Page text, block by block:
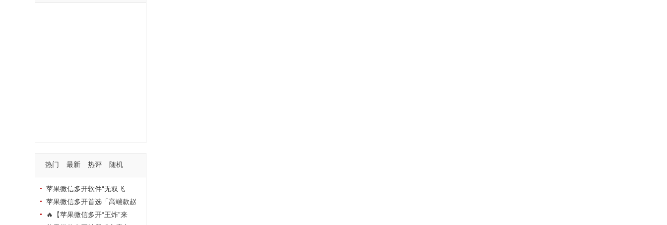
热门 最新 热评 随机
苹果微信多开软件“无双飞
将”深度评测：TF正式码+7天退
换，拍拍卡激活码商城正品保障
苹果微信多开首选「高端款赵
云」：TF正式码+斗战神8073
🔥【苹果微信多开“王炸”来